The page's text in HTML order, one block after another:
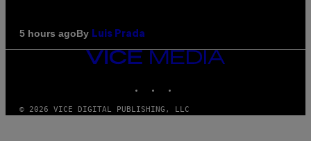
5 hours agoBy Luis Prada
VICE
MEDIA
© 2026 VICE DIGITAL PUBLISHING, LLC